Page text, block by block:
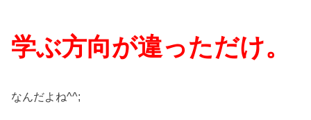
学ぶ方向が違っただけ。
なんだよね^^;